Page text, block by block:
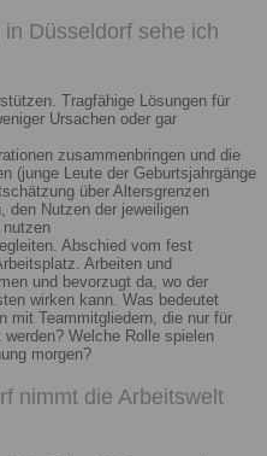
Düsseldorf sehe ich
Tragfähige Lösungen für
Ursachen oder gar
zusammenbringen und die
(junge Leute der Geburtsjahrgänge
über Altersgrenzen
den Nutzen der jeweiligen
nutzen
Abschied vom fest
Arbeiten und
und bevorzugt da, wo der
wirken kann. Was bedeutet
mit Teammitgliedern, die nur für
Welche Rolle spielen
morgen?
nimmt die Arbeitswelt